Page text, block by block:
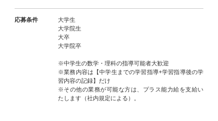
応募条件
大学生
大学院生
大卒
大学院卒
※中学生の数学・理科の指導可能者大歓迎
※業務内容は【中学生までの学習指導+学習指導後の学
習内容の記録】だけ
※その他の業務が可能な方は、プラス能力給を支給い
たします（社内規定による）。